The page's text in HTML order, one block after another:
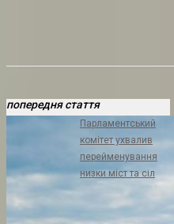
попередня стаття
Парламентський
комітет ухвалив
перейменування
низки міст та сіл